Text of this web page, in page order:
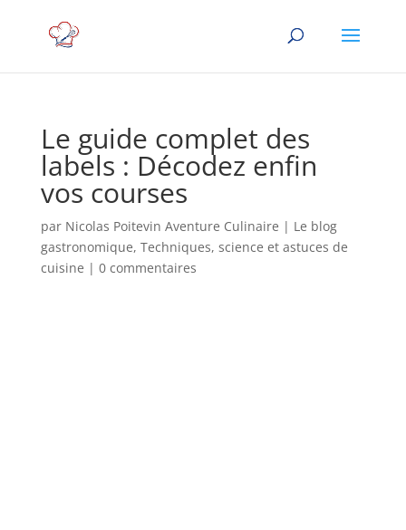
Le guide complet des
labels : Décodez enfin
vos courses
par Nicolas Poitevin Aventure Culinaire | Le blog
gastronomique, Techniques, science et astuces de
cuisine | 0 commentaires